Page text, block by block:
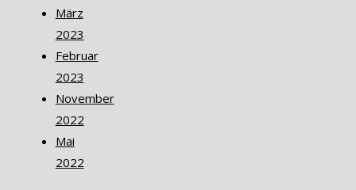
März
2023
Februar
2023
November
2022
Mai
2022